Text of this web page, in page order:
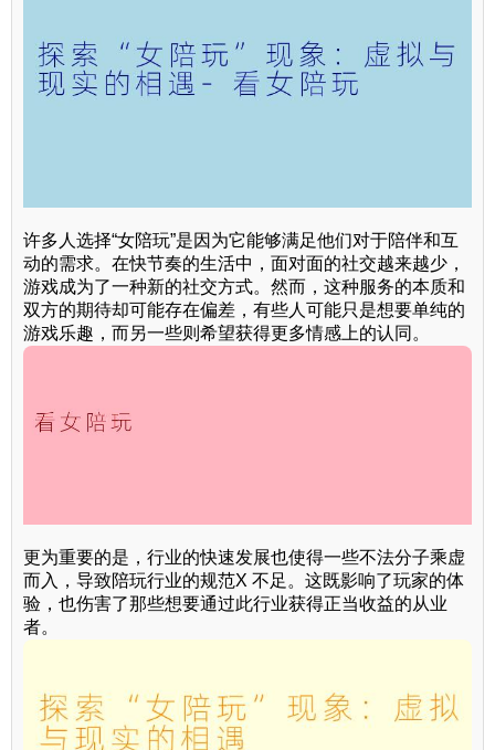
许多人选择“女陪玩”是因为它能够满足他们对于陪伴和互
动的需求。在快节奏的生活中，面对面的社交越来越少，
游戏成为了一种新的社交方式。然而，这种服务的本质和
双方的期待却可能存在偏差，有些人可能只是想要单纯的
游戏乐趣，而另一些则希望获得更多情感上的认同。
更为重要的是，行业的快速发展也使得一些不法分子乘虚
而入，导致陪玩行业的规范X 不足。这既影响了玩家的体
验，也伤害了那些想要通过此行业获得正当收益的从业
者。